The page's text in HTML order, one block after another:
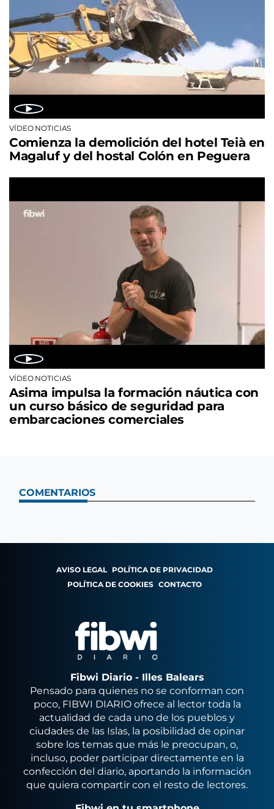
VÍDEO NOTICIAS
Comienza la demolición del hotel Teià en
Magaluf y del hostal Colón en Peguera
VÍDEO NOTICIAS
Asima impulsa la formación náutica con
un curso básico de seguridad para
embarcaciones comerciales
COMENTARIOS
AVISO LEGAL POLÍTICA DE PRIVACIDAD
POLÍTICA DE COOKIES CONTACTO
Fibwi Diario - Illes Balears
Pensado para quienes no se conforman con
poco, FIBWI DIARIO ofrece al lector toda la
actualidad de cada uno de los pueblos y
ciudades de las Islas, la posibilidad de opinar
sobre los temas que más le preocupan, o,
incluso, poder participar directamente en la
confección del diario, aportando la información
que quiera compartir con el resto de lectores.